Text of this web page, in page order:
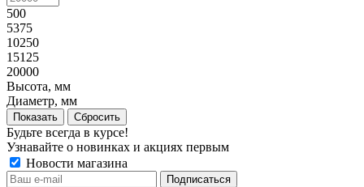
500
5375
10250
15125
20000
Высота, мм
Диаметр, мм
Показать Сбросить
Будьте всегда в курсе!
Узнавайте о новинках и акциях первым
Новости магазина